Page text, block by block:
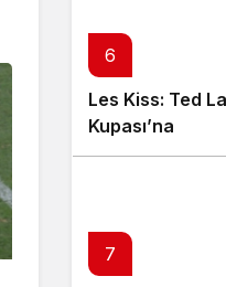
6
Les Kiss: Ted
Kupası’na
7